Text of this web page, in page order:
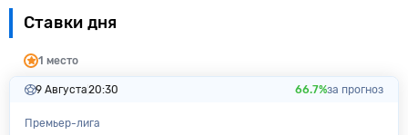
Ставки дня
1 место
9 Августа20:30 66.7%за прогноз
Премьер-лига